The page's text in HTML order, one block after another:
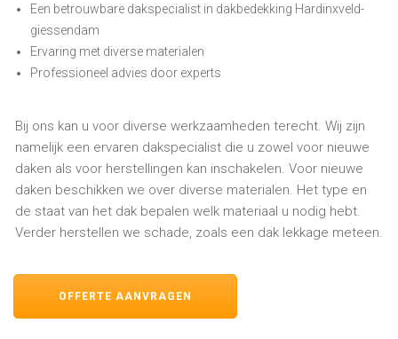
Een betrouwbare dakspecialist in dakbedekking Hardinxveld-
giessendam
Ervaring met diverse materialen
Professioneel advies door experts
Bij ons kan u voor diverse werkzaamheden terecht. Wij zijn
namelijk een ervaren dakspecialist die u zowel voor nieuwe
daken als voor herstellingen kan inschakelen. Voor nieuwe
daken beschikken we over diverse materialen. Het type en
de staat van het dak bepalen welk materiaal u nodig hebt.
Verder herstellen we schade, zoals een dak lekkage meteen.
OFFERTE AANVRAGEN